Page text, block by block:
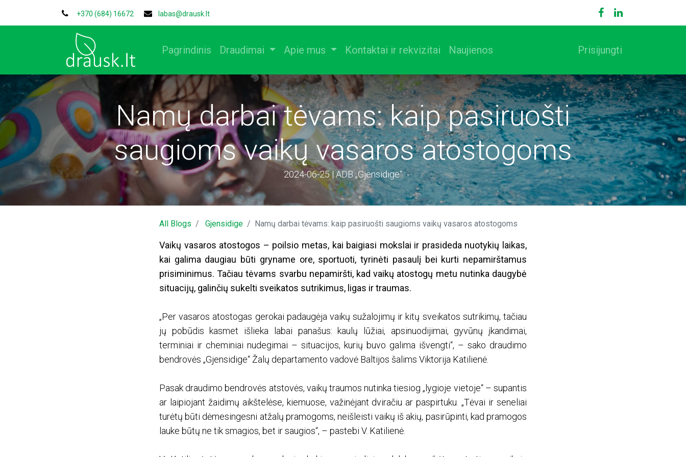
+370 (684) 16672 labas@drausk.lt
Pagrindinis Draudimai Apie mus Kontaktai ir rekvizitai Naujienos Prisijungti
Namų darbai tėvams: kaip pasiruošti
saugioms vaikų vasaros atostogoms
2024-06-25 | ADB „Gjensidige“
All Blogs Gjensidige Namų darbai tėvams: kaip pasiruošti saugioms vaikų vasaros atostogoms
Vaikų vasaros atostogos – poilsio metas, kai baigiasi mokslai ir prasideda nuotykių laikas,
kai galima daugiau būti gryname ore, sportuoti, tyrinėti pasaulį bei kurti nepamirštamus
prisiminimus. Tačiau tėvams svarbu nepamiršti, kad vaikų atostogų metu nutinka daugybė
situacijų, galinčių sukelti sveikatos sutrikimus, ligas ir traumas.
„Per vasaros atostogas gerokai padaugėja vaikų sužalojimų ir kitų sveikatos sutrikimų, tačiau
jų pobūdis kasmet išlieka labai panašus: kaulų lūžiai, apsinuodijimai, gyvūnų įkandimai,
terminiai ir cheminiai nudegimai – situacijos, kurių buvo galima išvengti“, – sako draudimo
bendrovės „Gjensidige“ Žalų departamento vadovė Baltijos šalims Viktorija Katilienė.
Pasak draudimo bendrovės atstovės, vaikų traumos nutinka tiesiog „lygioje vietoje“ – supantis
ar laipiojant žaidimų aikštelėse, kiemuose, važinėjant dviračiu ar paspirtuku. „Tėvai ir seneliai
turėtų būti dėmesingesni atžalų pramogoms, neišleisti vaikų iš akių, pasirūpinti, kad pramogos
lauke būtų ne tik smagios, bet ir saugios“, – pastebi V. Katilienė.